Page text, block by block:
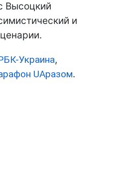
Высоцкий
и
Украина,
UAразом.